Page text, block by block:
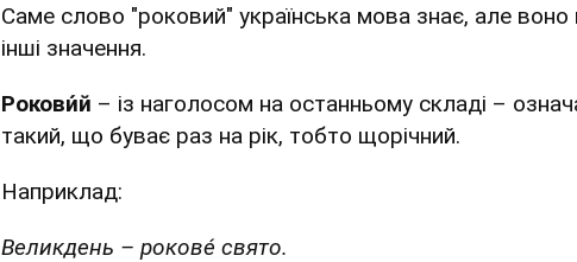
Саме слово "роковий" українська мова знає, але воно
інші значення.
Рокови́й – із наголосом на останньому складі –
такий, що буває раз на рік, тобто щорічний.
Наприклад:
Великдень – рокове́ свято.